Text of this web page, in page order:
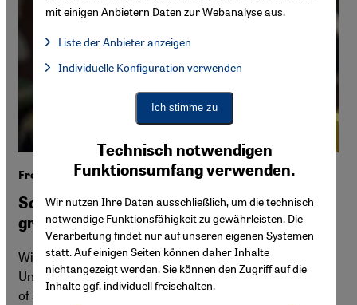
From failed state to fragile state?
Somalia and the rocky road towards
greater stability
With elections on the horizon and an altered African
Union mission, Somalia was meant to enter a new phase
of stabilisation in 2021. But both have been postponed,
Technisch notwendigen
Funktionsumfang verwenden.
Wir nutzen Ihre Daten ausschließlich, um die technisch
notwendige Funktionsfähigkeit zu gewährleisten. Die
Verarbeitung findet nur auf unseren eigenen Systemen
statt. Auf einigen Seiten können daher Inhalte
nichtangezeigt werden. Sie können den Zugriff auf die
Inhalte ggf. individuell freischalten.
mit einigen Anbietern Daten zur Webanalyse aus.
Liste der Anbieter anzeigen
Facebook Embed / Facebook Connect, Google Maps Embed,
Facebook Embed / Facebook Connect
Google Maps Embed
Individuelle Konfiguration verwenden
Ich stimme zu